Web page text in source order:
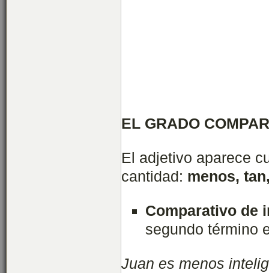
EL GRADO
El adjetivo aparece
cantidad: menos,
Comparativo de
segundo término
Juan es menos